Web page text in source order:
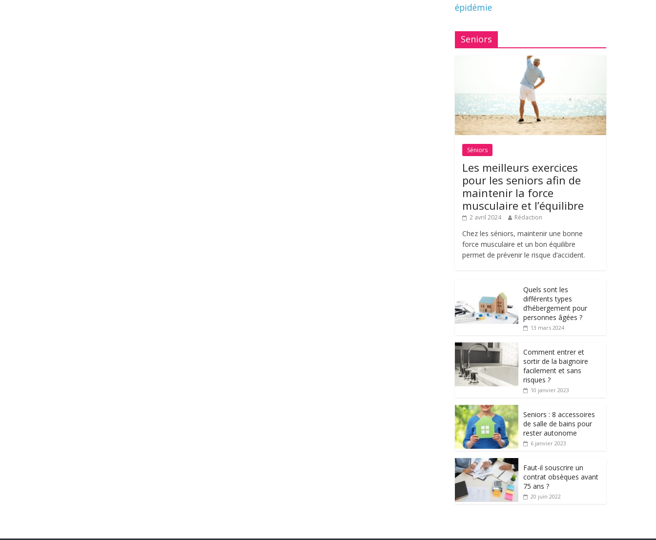
épidémie
Seniors
Séniors
Les meilleurs exercices
pour les seniors afin de
maintenir la force
musculaire et l’équilibre
2 avril 2024 Rédaction
Chez les séniors, maintenir une bonne
force musculaire et un bon équilibre
permet de prévenir le risque d’accident.
Quels sont les
différents types
d’hébergement pour
personnes âgées ?
13 mars 2024
Comment entrer et
sortir de la baignoire
facilement et sans
risques ?
10 janvier 2023
Seniors : 8 accessoires
de salle de bains pour
rester autonome
6 janvier 2023
Faut-il souscrire un
contrat obsèques avant
75 ans ?
20 juin 2022